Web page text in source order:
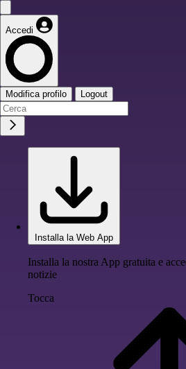
Accedi
Modifica profilo Logout
Installa la Web App
Installa la nostra App gratuita e
notizie
Tocca